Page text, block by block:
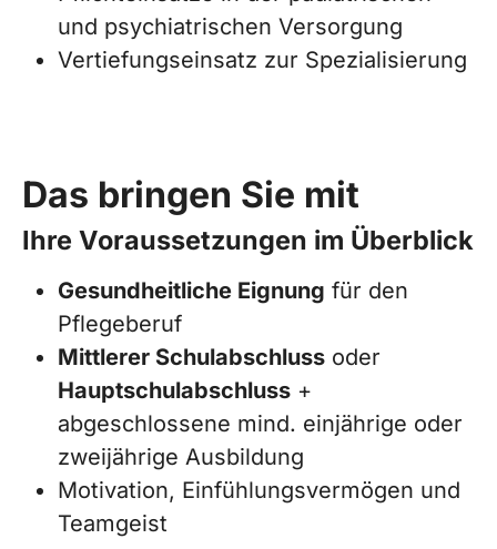
und psychiatrischen Versorgung
Vertiefungseinsatz zur Spezialisierung
Das bringen Sie mit
Ihre Voraussetzungen im Überblick
Gesundheitliche Eignung für den
Pflegeberuf
Mittlerer Schulabschluss oder
Hauptschulabschluss +
abgeschlossene mind. einjährige oder
zweijährige Ausbildung
Motivation, Einfühlungsvermögen und
Teamgeist